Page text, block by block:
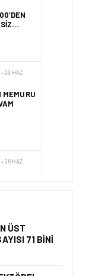
29 HAZ
MEMURU
26 HAZ
ÜST
71 BINI